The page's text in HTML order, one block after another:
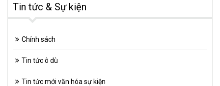
Tin tức & Sự kiện
Chính sách
Tin tức ô dù
Tin tức mới văn hóa sự kiện